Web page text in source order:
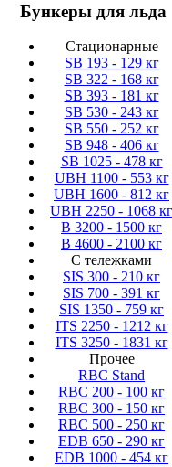
Бункеры для льда
Стационарные
SB 193 - 129 кг
SB 322 - 168 кг
SB 393 - 181 кг
SB 530 - 243 кг
SB 550 - 252 кг
SB 948 - 406 кг
SB 1025 - 478 кг
UBH 1100 - 553 кг
UBH 1600 - 812 кг
UBH 2250 - 1068 кг
B 3200 - 1500 кг
B 4600 - 2100 кг
С тележками
SIS 300 - 210 кг
SIS 700 - 391 кг
SIS 1350 - 759 кг
ITS 2250 - 1212 кг
ITS 3250 - 1831 кг
Прочее
RBC Stand
RBC 200 - 100 кг
RBC 300 - 150 кг
RBC 500 - 250 кг
EDB 650 - 290 кг
EDB 1000 - 454 кг